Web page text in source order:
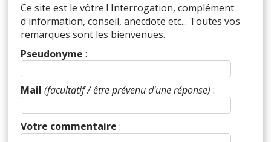
Ce site est le vôtre ! Interrogation, complément
d'information, conseil, anecdote etc... Toutes vos
remarques sont les bienvenues.
Pseudonyme :
Mail (facultatif / être prévenu d'une réponse) :
Votre commentaire :